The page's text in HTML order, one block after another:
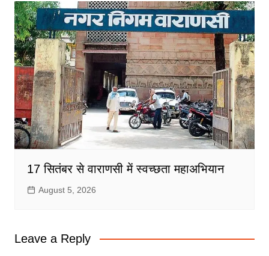
17 सितंबर से वाराणसी में स्वच्छता महाअभियान
August 5, 2026
Leave a Reply